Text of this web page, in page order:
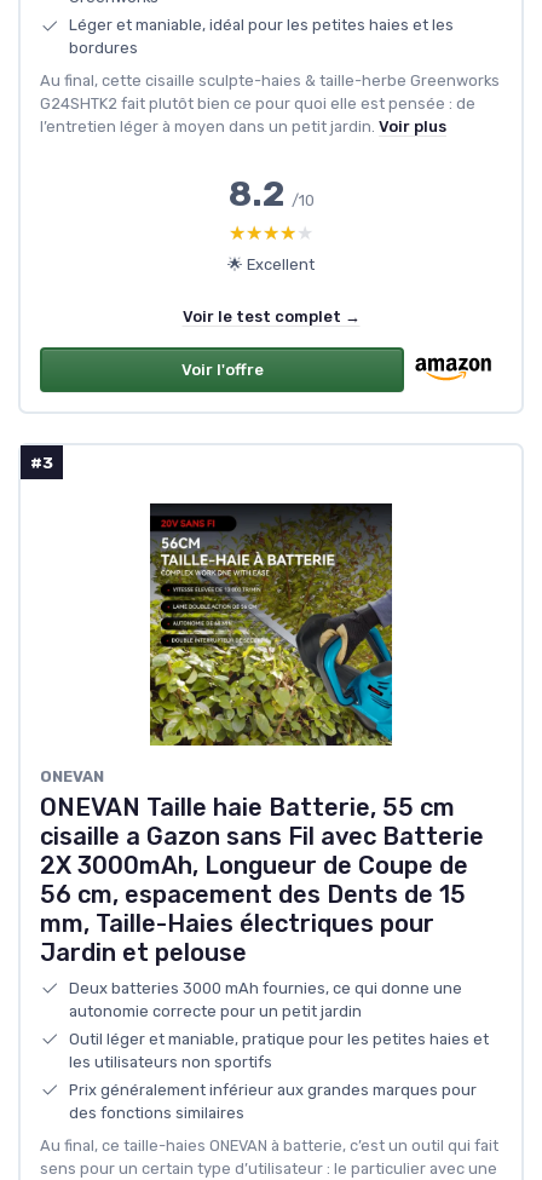
Léger et maniable, idéal pour les petites haies et les
bordures
Au final, cette cisaille sculpte-haies & taille-herbe Greenworks
G24SHTK2 fait plutôt bien ce pour quoi elle est pensée : de
l’entretien léger à moyen dans un petit jardin. Voir plus
8.2 /10
★★★★★
★★★★★
🌟 Excellent
Voir le test complet →
Voir l'offre
#3
ONEVAN
ONEVAN Taille haie Batterie, 55 cm
cisaille a Gazon sans Fil avec Batterie
2X 3000mAh, Longueur de Coupe de
56 cm, espacement des Dents de 15
mm, Taille-Haies électriques pour
Jardin et pelouse
Deux batteries 3000 mAh fournies, ce qui donne une
autonomie correcte pour un petit jardin
Outil léger et maniable, pratique pour les petites haies et
les utilisateurs non sportifs
Prix généralement inférieur aux grandes marques pour
des fonctions similaires
Au final, ce taille-haies ONEVAN à batterie, c’est un outil qui fait
sens pour un certain type d’utilisateur : le particulier avec une